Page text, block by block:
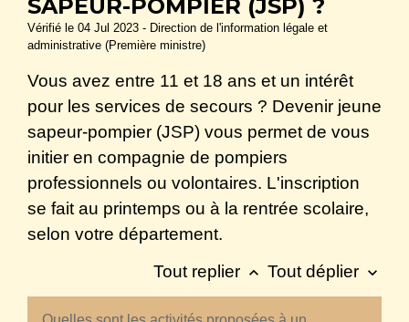
SAPEUR-POMPIER (JSP) ?
Vérifié le 04 Jul 2023 - Direction de l'information légale et
administrative (Première ministre)
Vous avez entre 11 et 18 ans et un intérêt
pour les services de secours ? Devenir jeune
sapeur-pompier (JSP) vous permet de vous
initier en compagnie de pompiers
professionnels ou volontaires. L'inscription
se fait au printemps ou à la rentrée scolaire,
selon votre département.
Tout replier keyboard_arrow_up Tout déplier keyboard_arrow_down